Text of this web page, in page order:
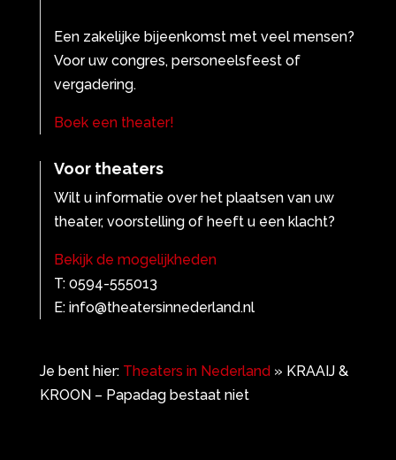
Een zakelijke bijeenkomst met veel mensen?
Voor uw congres, personeelsfeest of
vergadering.
Boek een theater!
Voor theaters
Wilt u informatie over het plaatsen van uw
theater, voorstelling of heeft u een klacht?
Bekijk de mogelijkheden
T: 0594-555013
E: info@theatersinnederland.nl
Je bent hier: Theaters in Nederland» KRAAIJ &
KROON – Papadag bestaat niet